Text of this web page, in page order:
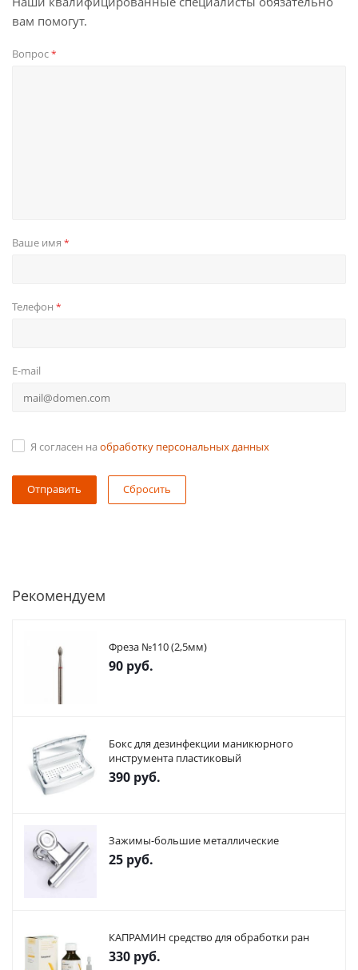
вам помогут.
Вопрос*
Ваше имя *
Телефон *
E-mail
Я согласен на обработку персональных данных
Сбросить
Рекомендуем
Фреза №110 (2,5мм)
90 руб.
Бокс для дезинфекции маникюрного
инструмента пластиковый
390 руб.
Зажимы-большие металлические
25 руб.
КАПРАМИН средство для обработки ран
330 руб.